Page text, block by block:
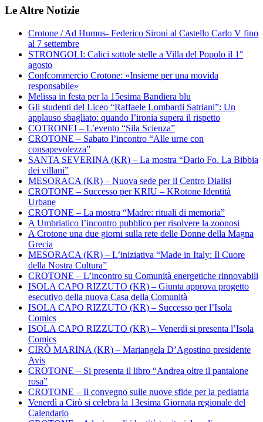
Le Altre Notizie
Crotone / Ad Humus- Federico Sironi al Castello Carlo V fino
al 7 settembre
STRONGOLI: Calici sottole stelle a Villa del Popolo il 1°
agosto
Confcommercio Crotone: «Insieme per una movida
responsabile»
Melissa in festa per la 15esima Bandiera blu
Gli studenti del Liceo “Raffaele Lombardi Satriani”: Un
applauso sbagliato: quando l’ironia supera il rispetto
COTRONEI – L’evento “Sila Scienza”
CROTONE – Sabato l’incontro “Alle urne con
consapevolezza”
SANTA SEVERINA (KR) – La mostra “Dario Fo. La Bibbia
dei villani”
MESORACA (KR) – Nuova sede per il Centro Dialisi
CROTONE – Successo per KRIU – KRotone Identità
Urbane
CROTONE – La mostra “Madre: rituali di memoria”
A Umbriatico l’incontro pubblico per risolvere la zoonosi
A Crotone una due giorni sulla rete delle Donne della Magna
Grecia
MESORACA (KR) – L’iniziativa “Made in Italy: Il Cuore
della Nostra Cultura”
CROTONE – L’incontro su Comunità energetiche rinnovabili
ISOLA CAPO RIZZUTO (KR) – Giunta approva progetto
esecutivo della nuova Casa della Comunità
ISOLA CAPO RIZZUTO (KR) – Successo per l’Isola
Comics
ISOLA CAPO RIZZUTO (KR) – Venerdì si presenta l’Isola
Comics
CIRÒ MARINA (KR) – Mariangela D’Agostino presidente
Avis
CROTONE – Si presenta il libro “Andrea oltre il pantalone
rosa”
CROTONE – Il convegno sulle nuove sfide per la pediatria
Venerdì a Cirò si celebra la 13esima Giornata regionale del
Calendario